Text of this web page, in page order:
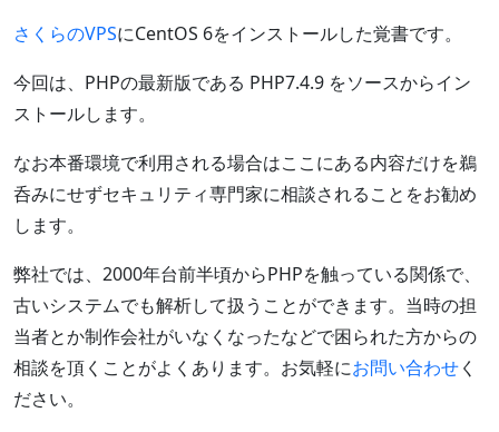
さくらのVPSにCentOS 6をインストールした覚書です。
今回は、PHPの最新版である PHP7.4.9 をソースからイン
ストールします。
なお本番環境で利用される場合はここにある内容だけを鵜
呑みにせずセキュリティ専門家に相談されることをお勧め
します。
弊社では、2000年台前半頃からPHPを触っている関係で、
古いシステムでも解析して扱うことができます。当時の担
当者とか制作会社がいなくなったなどで困られた方からの
相談を頂くことがよくあります。お気軽にお問い合わせく
ださい。